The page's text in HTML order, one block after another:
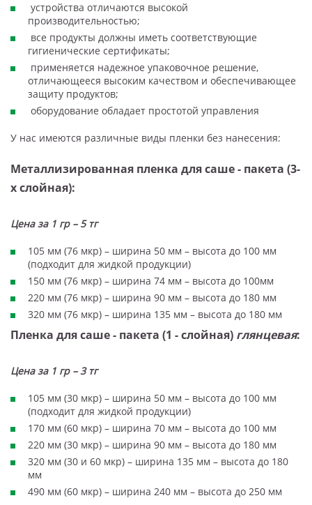
устройства отличаются высокой
производительностью;
все продукты должны иметь соответствующие
гигиенические сертификаты;
применяется надежное упаковочное решение,
отличающееся высоким качеством и обеспечивающее
защиту продуктов;
оборудование обладает простотой управления
У нас имеются различные виды пленки без нанесения:
Металлизированная пленка для саше - пакета (3-
х слойная):
Цена за 1 гр – 5 тг
105 мм (76 мкр) – ширина 50 мм – высота до 100 мм
(подходит для жидкой продукции)
150 мм (76 мкр) – ширина 74 мм – высота до 100мм
220 мм (76 мкр) – ширина 90 мм – высота до 180 мм
320 мм (76 мкр) – ширина 135 мм – высота до 180 мм
Пленка для саше - пакета (1 - слойная) глянцевая:
Цена за 1 гр – 3 тг
105 мм (30 мкр) – ширина 50 мм – высота до 100 мм
(подходит для жидкой продукции)
170 мм (60 мкр) – ширина 70 мм – высота до 100 мм
220 мм (30 мкр) – ширина 90 мм – высота до 180 мм
320 мм (30 и 60 мкр) – ширина 135 мм – высота до 180
мм
490 мм (60 мкр) – ширина 240 мм – высота до 250 мм